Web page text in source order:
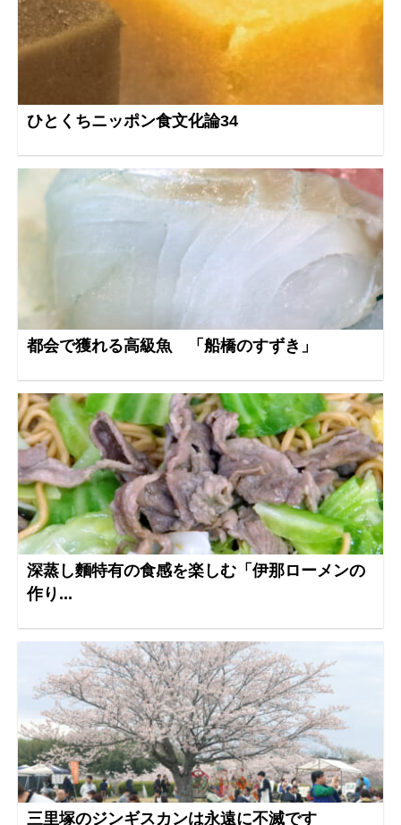
ひとくちニッポン食文化論34
都会で獲れる高級魚 「船橋のすずき」
深蒸し麵特有の食感を楽しむ「伊那ローメンの
作り...
三里塚のジンギスカンは永遠に不滅です